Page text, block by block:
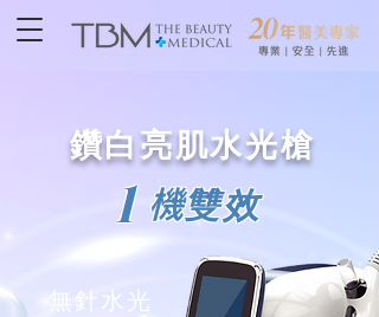
鑽白亮肌水光槍
1 ​機雙效
無針水光